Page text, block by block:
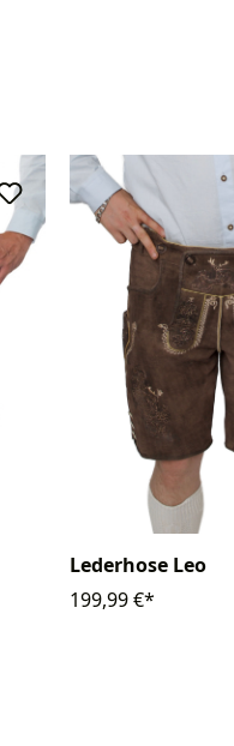
Lederhose Leo
199,99 €*